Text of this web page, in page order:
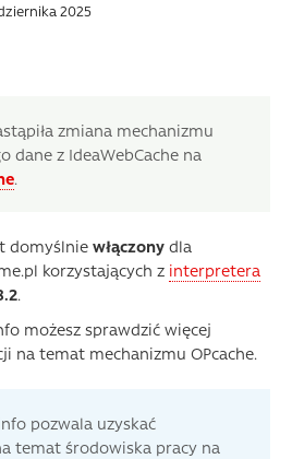
2025
zmiana mechanizmu
dane z IdeaWebCache na
.
domyślnie włączony dla
korzystających z interpretera
.
możesz sprawdzić więcej
na temat mechanizmu OPcache.
pozwala uzyskać
temat środowiska pracy na